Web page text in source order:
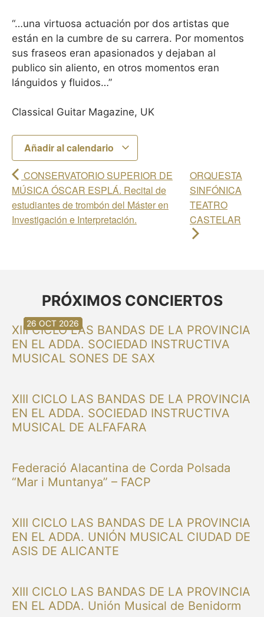
“…una virtuosa actuación por dos artistas que
están en la cumbre de su carrera. Por momentos
sus fraseos eran apasionados y dejaban al
publico sin aliento, en otros momentos eran
lánguidos y fluidos…”
Classical Guitar Magazine, UK
Añadir al calendario
CONSERVATORIO SUPERIOR DE
MÚSICA ÓSCAR ESPLÁ. Recital de
estudiantes de trombón del Máster en
Investigación e Interpretación.
ORQUESTA
SINFÓNICA
TEATRO
CASTELAR
PRÓXIMOS CONCIERTOS
XIII CICLO LAS BANDAS DE LA PROVINCIA
EN EL ADDA. SOCIEDAD INSTRUCTIVA
MUSICAL SONES DE SAX
30 AGO 2026
XIII CICLO LAS BANDAS DE LA PROVINCIA
EN EL ADDA. SOCIEDAD INSTRUCTIVA
MUSICAL DE ALFAFARA
30 AGO 2026
Federació Alacantina de Corda Polsada
“Mar i Muntanya” – FACP
13 SEP 2026
XIII CICLO LAS BANDAS DE LA PROVINCIA
EN EL ADDA. UNIÓN MUSICAL CIUDAD DE
ASIS DE ALICANTE
20 SEP 2026
XIII CICLO LAS BANDAS DE LA PROVINCIA
EN EL ADDA. Unión Musical de Benidorm
20 SEP 2026
26 SEP 2026
03 OCT 2026
16 OCT 2026
26 OCT 2026